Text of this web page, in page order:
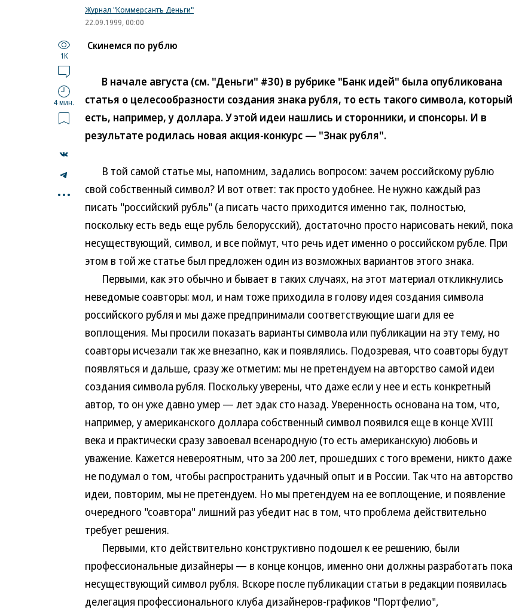
Журнал "Коммерсантъ Деньги"
22.09.1999, 00:00
1K
4 мин.
...
Скинемся по рублю
В начале августа (см. "Деньги" #30) в рубрике "Банк идей" была опубликована
статья о целесообразности создания знака рубля, то есть такого символа, который
есть, например, у доллара. У этой идеи нашлись и сторонники, и спонсоры. И в
результате родилась новая акция-конкурс — "Знак рубля".
В той самой статье мы, напомним, задались вопросом: зачем российскому рублю
свой собственный символ? И вот ответ: так просто удобнее. Не нужно каждый раз
писать "российский рубль" (а писать часто приходится именно так, полностью,
поскольку есть ведь еще рубль белорусский), достаточно просто нарисовать некий, пока
несуществующий, символ, и все поймут, что речь идет именно о российском рубле. При
этом в той же статье был предложен один из возможных вариантов этого знака.
Первыми, как это обычно и бывает в таких случаях, на этот материал откликнулись
неведомые соавторы: мол, и нам тоже приходила в голову идея создания символа
российского рубля и мы даже предпринимали соответствующие шаги для ее
воплощения. Мы просили показать варианты символа или публикации на эту тему, но
соавторы исчезали так же внезапно, как и появлялись. Подозревая, что соавторы будут
появляться и дальше, сразу же отметим: мы не претендуем на авторство самой идеи
создания символа рубля. Поскольку уверены, что даже если у нее и есть конкретный
автор, то он уже давно умер — лет эдак сто назад. Уверенность основана на том, что,
например, у американского доллара собственный символ появился еще в конце XVIII
века и практически сразу завоевал всенародную (то есть американскую) любовь и
уважение. Кажется невероятным, что за 200 лет, прошедших с того времени, никто даже
не подумал о том, чтобы распространить удачный опыт и в России. Так что на авторство
идеи, повторим, мы не претендуем. Но мы претендуем на ее воплощение, и появление
очередного "соавтора" лишний раз убедит нас в том, что проблема действительно
требует решения.
Первыми, кто действительно конструктивно подошел к ее решению, были
профессиональные дизайнеры — в конце концов, именно они должны разработать пока
несуществующий символ рубля. Вскоре после публикации статьи в редакции появилась
делегация профессионального клуба дизайнеров-графиков "Портфелио",